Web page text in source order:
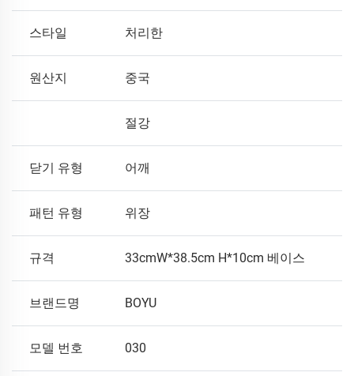
스타일 처리한
원산지 중국
절강
닫기 유형 어깨
패턴 유형 위장
규격 33cmW*38.5cm H*10cm 베이스
브랜드명 BOYU
모델 번호 030